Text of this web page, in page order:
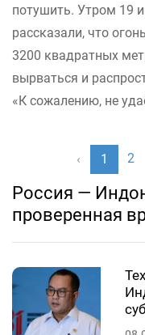
потушить. Утром 19
рассказали, что
3200 квадратных
вырваться и
«К сожалению, не
‹ 1 2
Россия —
проверенная